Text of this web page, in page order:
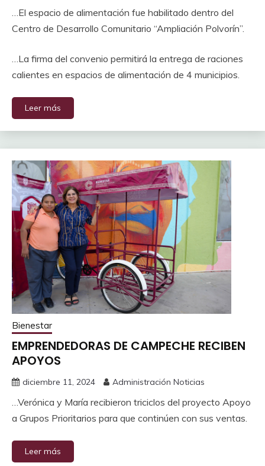
…El espacio de alimentación fue habilitado dentro del
Centro de Desarrollo Comunitario “Ampliación Polvorín”.
…La firma del convenio permitirá la entrega de raciones
calientes en espacios de alimentación de 4 municipios.
Leer más
Bienestar
EMPRENDEDORAS DE CAMPECHE RECIBEN
APOYOS
diciembre 11, 2024 Administración Noticias
…Verónica y María recibieron triciclos del proyecto Apoyo
a Grupos Prioritarios para que continúen con sus ventas.
Leer más